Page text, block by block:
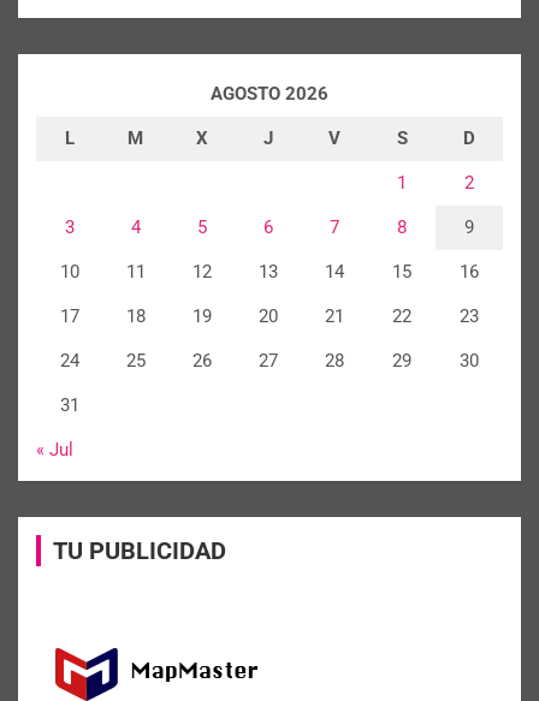
AGOSTO 2026
L M X J V S D
1 2
3 4 5 6 7 8 9
10 11 12 13 14 15 16
17 18 19 20 21 22 23
24 25 26 27 28 29 30
31
« Jul
TU PUBLICIDAD